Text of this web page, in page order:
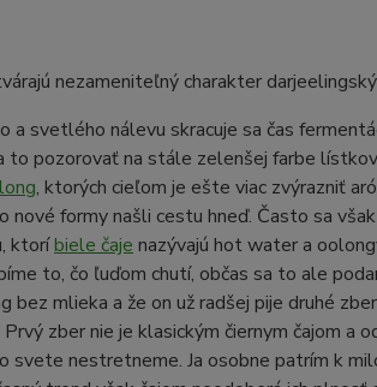
nezameniteľný charakter
svetlého nálevu skracuje sa čas
to pozorovať na stále zelenšej farbe
, ktorých cieľom je ešte viac zvýrazniť
formy našli cestu hneď. Často sa
ktoríbiele čaje nazývajú hot water a
to, čo ľuďom chutí, občas sa to ale
bez mlieka a že on už radšej pije druhé
zber nie je klasickým čiernym čajom a
svete nestretneme. Ja osobne patrím k